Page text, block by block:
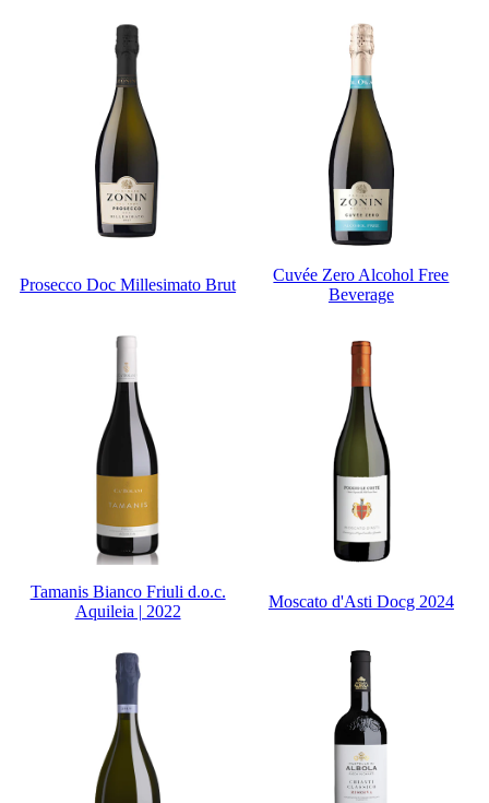
Prosecco Doc Millesimato Brut
Cuvée Zero Alcohol Free
Beverage
Tamanis Bianco Friuli d.o.c.
Aquileia | 2022
Moscato d'Asti Docg 2024